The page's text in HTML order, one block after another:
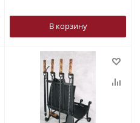
В корзину